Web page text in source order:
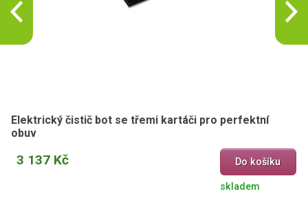
Elektrický čistič bot se třemi kartáči pro perfektní
obuv
3 137 Kč Do košíku
skladem